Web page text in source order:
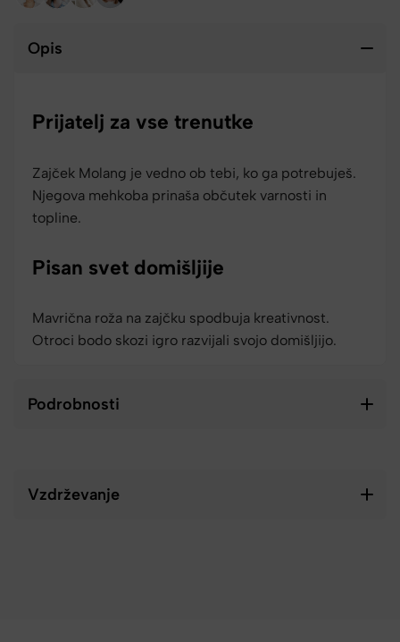
Opis
Prijatelj za vse trenutke
Zajček Molang je vedno ob tebi, ko ga potrebuješ.
Njegova mehkoba prinaša občutek varnosti in
topline.
Pisan svet domišljije
Mavrična roža na zajčku spodbuja kreativnost.
Otroci bodo skozi igro razvijali svojo domišljijo.
Podrobnosti
Vzdrževanje